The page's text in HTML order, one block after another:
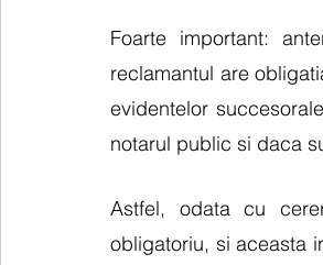
Foarte important:
reclamantul are
evidentelor
notarul public si daca
Astfel, odata cu
obligatoriu, si aceasta